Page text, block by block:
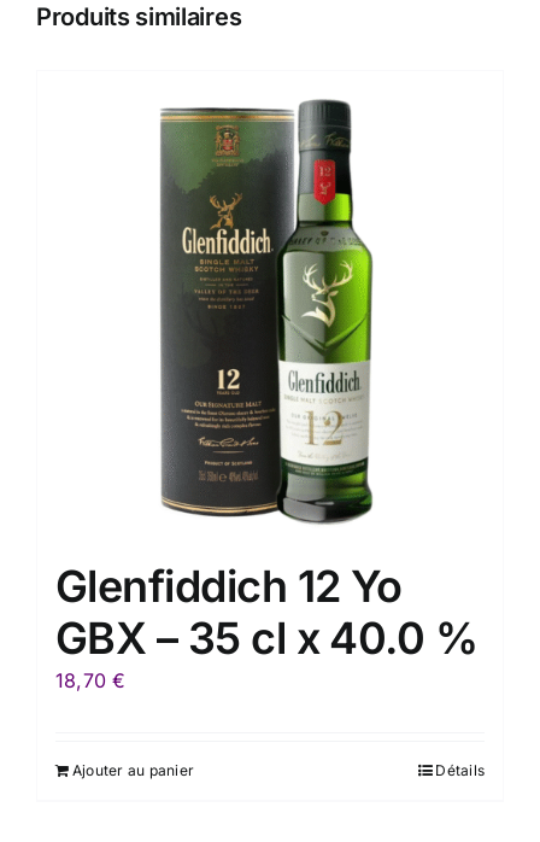
Produits similaires
Glenfiddich 12 Yo
GBX – 35 cl x 40.0 %
18,70€
Ajouter au panier Détails